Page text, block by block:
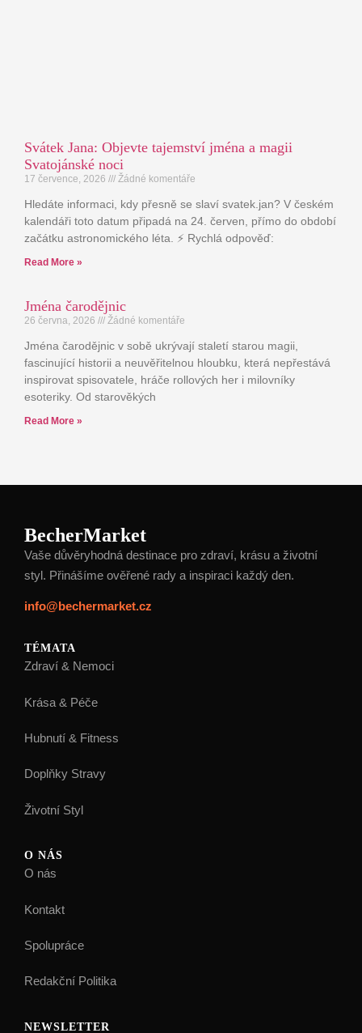
Svátek Jana: Objevte tajemství jména a magii
Svatojánské noci
17 července, 2026 Žádné komentáře
Hledáte informaci, kdy přesně se slaví svatek.jan? V českém
kalendáři toto datum připadá na 24. červen, přímo do období
začátku astronomického léta. ⚡ Rychlá odpověď:
Read More »
Jména čarodějnic
26 června, 2026 Žádné komentáře
Jména čarodějnic v sobě ukrývají staletí starou magii,
fascinující historii a neuvěřitelnou hloubku, která nepřestává
inspirovat spisovatele, hráče rollových her i milovníky
esoteriky. Od starověkých
Read More »
BecherMarket
Vaše důvěryhodná destinace pro zdraví, krásu a životní
styl. Přinášíme ověřené rady a inspiraci každý den.
info@bechermarket.cz
TÉMATA
Zdraví & Nemoci
Krása & Péče
Hubnutí & Fitness
Doplňky Stravy
Životní Styl
O NÁS
O nás
Kontakt
Spolupráce
Redakční Politika
NEWSLETTER